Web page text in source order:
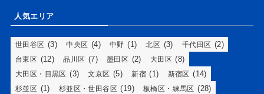
人気エリア
世田谷区 (3) 中央区 (4) 中野 (1) 北区 (3) 千代田区 (2)
台東区 (12) 品川区 (7) 墨田区 (2) 大田区 (8)
大田区・目黒区 (3) 文京区 (5) 新宿 (1) 新宿区 (14)
杉並区 (1) 杉並区・世田谷区 (19) 板橋区・練馬区 (28)